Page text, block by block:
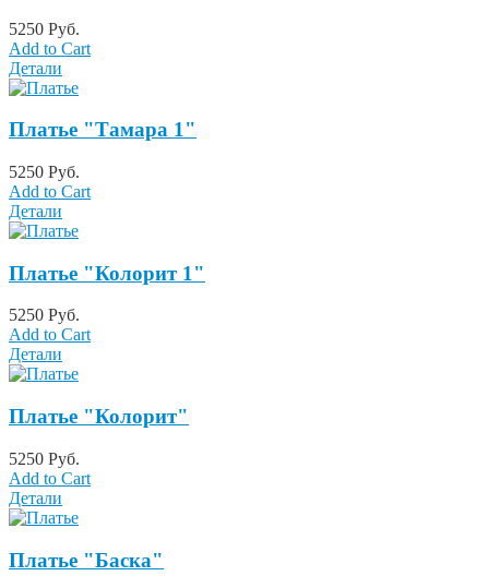
5250 Руб.
Add to Cart
Детали
Платье "Тамара 1"
5250 Руб.
Add to Cart
Детали
Платье "Колорит 1"
5250 Руб.
Add to Cart
Детали
Платье "Колорит"
5250 Руб.
Add to Cart
Детали
Платье "Баска"